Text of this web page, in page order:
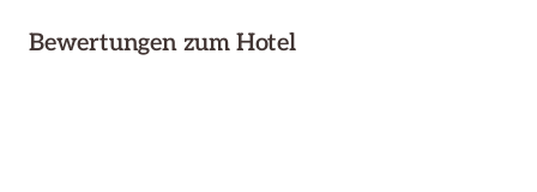
Bewertungen zum Hotel